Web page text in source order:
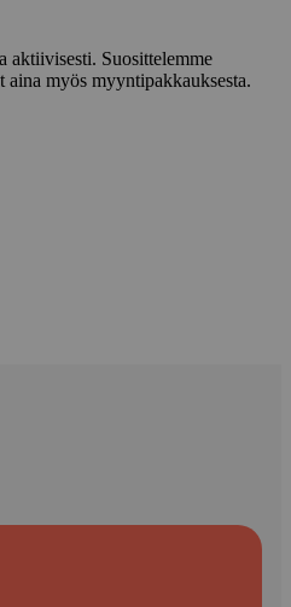
aktiivisesti. Suosittelemme
aina myös myyntipakkauksesta.